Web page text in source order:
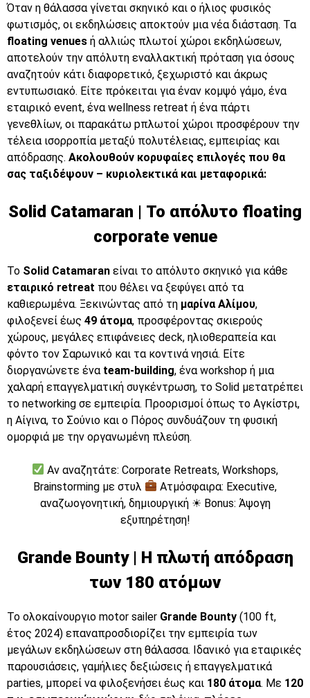
Bounty
Πάτα
εδώ
Όταν η θάλασσα γίνεται σκηνικό και ο ήλιος φυσικός
φωτισμός, οι εκδηλώσεις αποκτούν μια νέα διάσταση. Τα
floating venues ή αλλιώς πλωτοί χώροι εκδηλώσεων,
αποτελούν την απόλυτη εναλλακτική πρόταση για όσους
αναζητούν κάτι διαφορετικό, ξεχωριστό και άκρως
εντυπωσιακό. Είτε πρόκειται για έναν κομψό γάμο, ένα
εταιρικό event, ένα wellness retreat ή ένα πάρτι
γενεθλίων, οι παρακάτω pπλωτοί χώροι προσφέρουν την
τέλεια ισορροπία μεταξύ πολυτέλειας, εμπειρίας και
απόδρασης. Ακολουθούν κορυφαίες επιλογές που θα
σας ταξιδέψουν – κυριολεκτικά και μεταφορικά:
Solid Catamaran | Το απόλυτο floating
corporate venue
Το Solid Catamaran είναι το απόλυτο σκηνικό για κάθε
εταιρικό retreat που θέλει να ξεφύγει από τα
καθιερωμένα. Ξεκινώντας από τη μαρίνα Αλίμου,
φιλοξενεί έως 49 άτομα, προσφέροντας σκιερούς
χώρους, μεγάλες επιφάνειες deck, ηλιοθεραπεία και
φόντο τον Σαρωνικό και τα κοντινά νησιά. Είτε
διοργανώνετε ένα team-building, ένα workshop ή μια
χαλαρή επαγγελματική συγκέντρωση, το Solid μετατρέπει
το networking σε εμπειρία. Προορισμοί όπως το Αγκίστρι,
η Αίγινα, το Σούνιο και ο Πόρος συνδυάζουν τη φυσική
ομορφιά με την οργανωμένη πλεύση.
Αν αναζητάτε: Corporate Retreats, Workshops,
Brainstorming με στυλ
Ατμόσφαιρα: Executive,
αναζωογονητική, δημιουργική ☀ Bonus: Άψογη
εξυπηρέτηση!
Grande Bounty | Η πλωτή απόδραση
των 180 ατόμων
Το ολοκαίνουργιο motor sailer Grande Bounty (100 ft,
έτος 2024) επαναπροσδιορίζει την εμπειρία των
μεγάλων εκδηλώσεων στη θάλασσα. Ιδανικό για εταιρικές
παρουσιάσεις, γαμήλιες δεξιώσεις ή επαγγελματικά
parties, μπορεί να φιλοξενήσει έως και 180 άτομα. Με 120